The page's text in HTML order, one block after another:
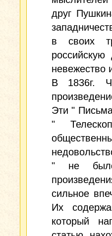
друг
в своих
российскую
невежество
В 1836г.
Эти "
"
" не было
сильное
Их
который